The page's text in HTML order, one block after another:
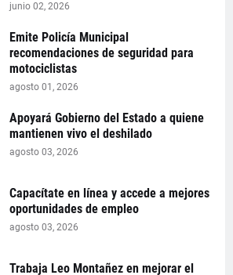
junio 02, 2026
Emite Policía Municipal
recomendaciones de seguridad para
motociclistas
agosto 01, 2026
Apoyará Gobierno del Estado a quiene
mantienen vivo el deshilado
agosto 03, 2026
Capacítate en línea y accede a mejores
oportunidades de empleo
agosto 03, 2026
Trabaja Leo Montañez en mejorar el